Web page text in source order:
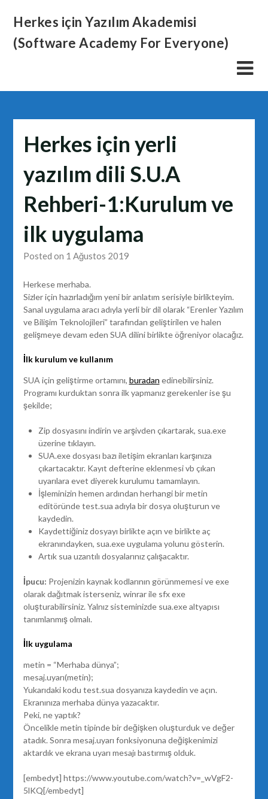
content
Herkes için Yazılım Akademisi
(Software Academy For Everyone)
Herkes için yerli
yazılım dili S.U.A
Rehberi-1:Kurulum ve
ilk uygulama
Posted on 1 Ağustos 2019
Herkese merhaba.
Sizler için hazırladığım yeni bir anlatım serisiyle birlikteyim.
Sanal uygulama aracı adıyla yerli bir dil olarak “Erenler Yazılım
ve Bilişim Teknolojileri” tarafından geliştirilen ve halen
gelişmeye devam eden SUA dilini birlikte öğreniyor olacağız.
İlk kurulum ve kullanım
SUA için geliştirme ortamını, buradan edinebilirsiniz.
Programı kurduktan sonra ilk yapmanız gerekenler ise şu
şekilde;
Zip dosyasını indirin ve arşivden çıkartarak, sua.exe
üzerine tıklayın.
SUA.exe dosyası bazı iletişim ekranları karşınıza
çıkartacaktır. Kayıt defterine eklenmesi vb çıkan
uyarılara evet diyerek kurulumu tamamlayın.
İşleminizin hemen ardından herhangi bir metin
editöründe test.sua adıyla bir dosya oluşturun ve
kaydedin.
Kaydettiğiniz dosyayı birlikte açın ve birlikte aç
ekranındayken, sua.exe uygulama yolunu gösterin.
Artık sua uzantılı dosyalarınız çalışacaktır.
İpucu: Projenizin kaynak kodlarının görünmemesi ve exe
olarak dağıtmak isterseniz, winrar ile sfx exe
oluşturabilirsiniz. Yalnız sisteminizde sua.exe altyapısı
tanımlanmış olmalı.
İlk uygulama
metin = “Merhaba dünya”;
mesaj.uyarı(metin);
Yukarıdaki kodu test.sua dosyanıza kaydedin ve açın.
Ekranınıza merhaba dünya yazacaktır.
Peki, ne yaptık?
Öncelikle metin tipinde bir değişken oluşturduk ve değer
atadık. Sonra mesaj.uyarı fonksiyonuna değişkenimizi
aktardık ve ekrana uyarı mesajı bastırmış olduk.
[embedyt] https://www.youtube.com/watch?v=_wVgF2-
5lKQ[/embedyt]